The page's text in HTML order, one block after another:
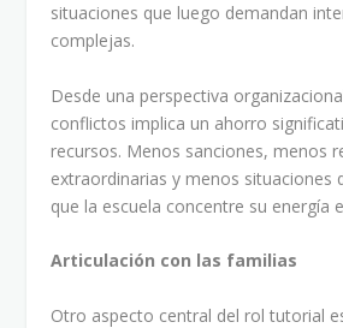
situaciones que luego demandan
complejas.
Desde una perspectiva
conflictos implica un ahorro
recursos. Menos sanciones, menos
extraordinarias y menos situaciones
que la escuela concentre su energía
Articulación con las familias
Otro aspecto central del rol tutorial